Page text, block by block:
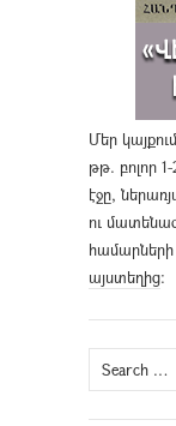
Մեր
թթ. բոլոր
էջը,
ու
համարների
այստեղից։
Search
for: